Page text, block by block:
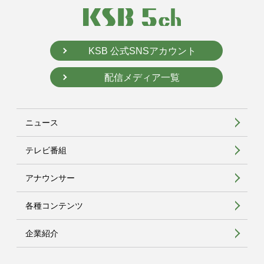
KSB 公式SNSアカウント
配信メディア一覧
ニュース
テレビ番組
アナウンサー
各種コンテンツ
企業紹介